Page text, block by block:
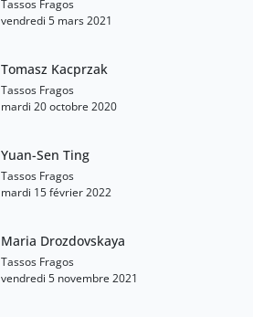
Tassos Fragos
vendredi 5 mars 2021
Tomasz Kacprzak
Tassos Fragos
mardi 20 octobre 2020
Yuan-Sen Ting
Tassos Fragos
mardi 15 février 2022
Maria Drozdovskaya
Tassos Fragos
vendredi 5 novembre 2021